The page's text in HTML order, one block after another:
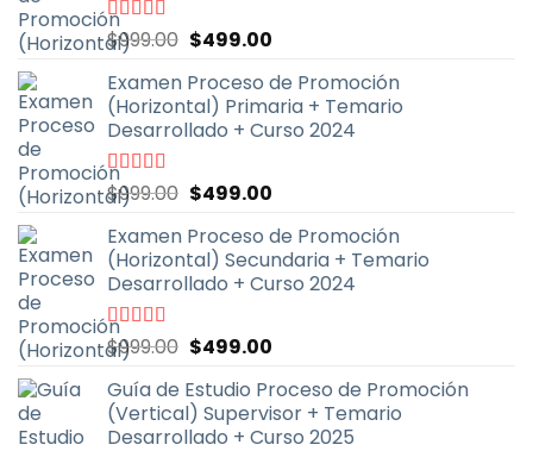
Valorado
con
5
$999.00 El
original
era:
$999.00.
$499.00El
actual
es:
$499.00.
Examen Proceso de Promoción
(Horizontal) Primaria + Temario
Desarrollado + Curso 2024
Valorado
con
5
$999.00 El
original
era:
$999.00.
$499.00El
actual
es:
$499.00.
Examen Proceso de Promoción
(Horizontal) Secundaria + Temario
Desarrollado + Curso 2024
Valorado
con
5
$999.00 El
original
era:
$499.00El
actual
es:
Guía de Estudio Proceso de Promoción
(Vertical) Supervisor + Temario
Desarrollado + Curso 2025